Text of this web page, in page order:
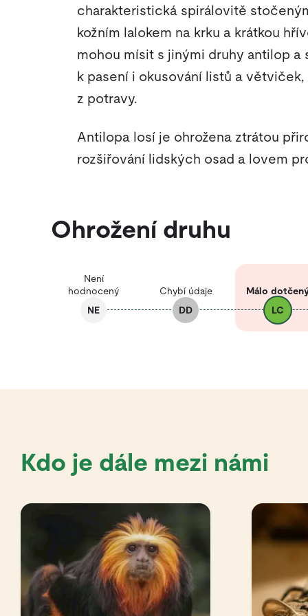
charakteristická spirálovitě
kožním lalokem na krku a krátkou
mohou mísit s jinými druhy antilop a
k pasení i okusování listů a
z potravy.
Antilopa losí je ohrožena ztrátou
rozšiřování lidských osad a lovem
Ohrožení druhu
Není
hodnocený
NE
Chybí údaje
DD
Málo
LC
Kdo je dále mezi námi